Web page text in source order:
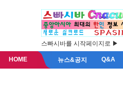
스빠시바를 시작페이지로 ▶
HOME 뉴스&공지 Q&A